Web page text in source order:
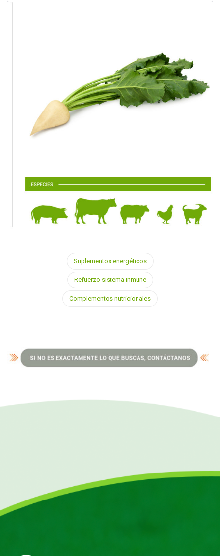
Suplementos energéticos
Refuerzo sistema inmune
Complementos nutricionales